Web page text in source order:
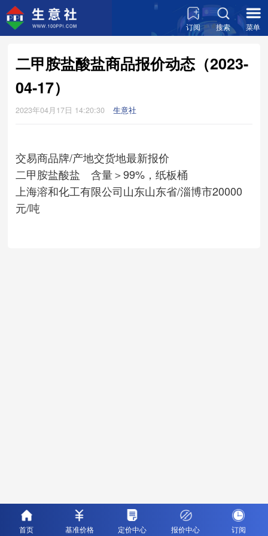
订阅 搜索 菜单
二甲胺盐酸盐商品报价动态（2023-
04-17）
2023年04月17日 14:20:30 生意社
交易商品牌/产地交货地最新报价
二甲胺盐酸盐 含量＞99%，纸板桶
上海溶和化工有限公司山东山东省/淄博市20000
元/吨
首页 基准价格 定价中心 报价中心 订阅